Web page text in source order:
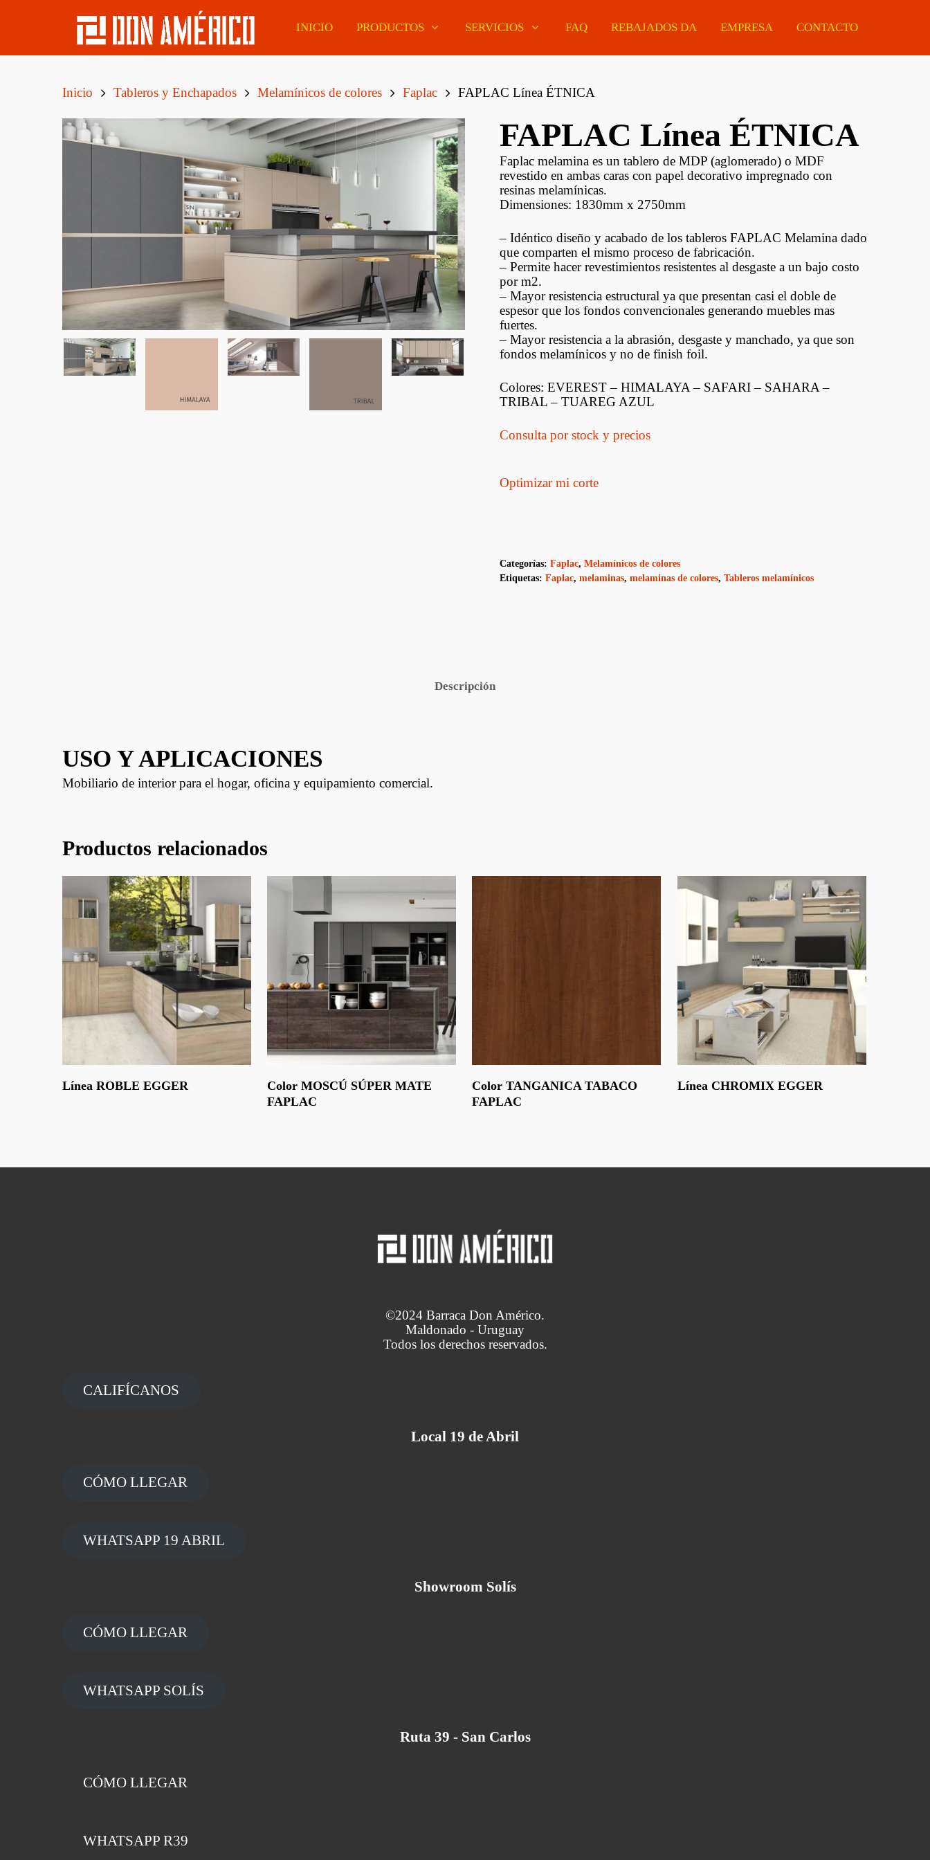
INICIO PRODUCTOS
Álamo
Postes Eucaliptus
Tratados CCA
Polines Tratados CCA
Polines
Lapacho Boliviano
Caoba Sapelli
Eucaliptus Clear
Cedro
Curupaú Boliviano
Tatajuba
Pino Amarillo
Tirantería Curupaú
Tirantería Eucaliptus
Tirantería Pino Oregon
Tirantería Tatajuba
Boliviano
Vigas Estructurales De
Eucaliptus
MDF Enchapados
Melamínicos De
Tableros Finger Joint
Paneles MDF Estándar
MDF Antihumedad Y
Slotwall
Fenólicos Y OSB
Pisos De Madera
Pisos Flotantes
Euroclick
Pisos Vinílicos
Euroclick
Molduras Decorativas
Barrotes Y Soportes
Zócalos Y
Contramarcos
Decks
Lambriz
Hojas De Puerta
Manijas
Tiradores
Cerraduras
Guías Telescópicas
Ducasse Industrial
Joelini
Bisagras
Aldavillas Fallebas Y
Eléctricas
Estacionarias
Portátiles
Ferretería
SERVICIOS FAQ REBAJADOS DA EMPRESA CONTACTO
Inicio Tableros y Enchapados Melamínicos de colores Faplac FAPLAC Línea ÉTNICA
FAPLAC Línea ÉTNICA
Faplac melamina es un tablero de MDP (aglomerado) o MDF
revestido en ambas caras con papel decorativo impregnado con
resinas melamínicas.
Dimensiones: 1830mm x 2750mm
– Idéntico diseño y acabado de los tableros FAPLAC Melamina dado
que comparten el mismo proceso de fabricación.
– Permite hacer revestimientos resistentes al desgaste a un bajo costo
por m2.
– Mayor resistencia estructural ya que presentan casi el doble de
espesor que los fondos convencionales generando muebles mas
fuertes.
– Mayor resistencia a la abrasión, desgaste y manchado, ya que son
fondos melamínicos y no de finish foil.
Colores: EVEREST – HIMALAYA – SAFARI – SAHARA –
TRIBAL – TUAREG AZUL
Consulta por stock y precios
Optimizar mi corte
Categorías: Faplac, Melamínicos de colores
Etiquetas: Faplac, melaminas, melaminas de colores, Tableros melamínicos
Descripción
USO Y APLICACIONES
Mobiliario de interior para el hogar, oficina y equipamiento comercial.
Productos relacionados
Leer Más
Línea ROBLE EGGER
Color MOSCÚ SÚPER MATE
FAPLAC
Color TANGANICA TABACO
FAPLAC
Leer Más
Línea CHROMIX EGGER
©2024 Barraca Don Américo.
Maldonado - Uruguay
Todos los derechos reservados.
CALIFÍCANOS
Local 19 de Abril
CÓMO LLEGAR
WHATSAPP 19 ABRIL
Showroom Solís
CÓMO LLEGAR
WHATSAPP SOLÍS
Ruta 39 - San Carlos
CÓMO LLEGAR
WHATSAPP R39